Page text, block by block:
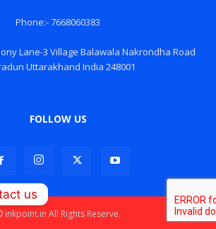
Phone:- 7668060383
Lane-3 Village Balawala Nakrondha Road
Uttarakhand India 248001
FOLLOW US
inkpoint.in All Rights Reserve.
us